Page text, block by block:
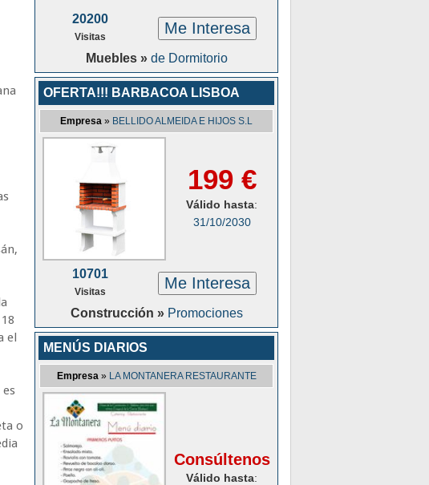
el
o
20200
Visitas Me Interesa
Muebles » de Dormitorio
OFERTA!!! BARBACOA LISBOA
Empresa » BELLIDO ALMEIDA E HIJOS S.L
199 €
Válido hasta:
31/10/2030
10701
Visitas Me Interesa
Construcción » Promociones
MENÚS DIARIOS
Empresa » LA MONTANERA RESTAURANTE
Consúltenos
Válido hasta: